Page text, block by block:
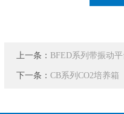
上一条： BFED系列带振动
下一条： CB系列CO2培养箱